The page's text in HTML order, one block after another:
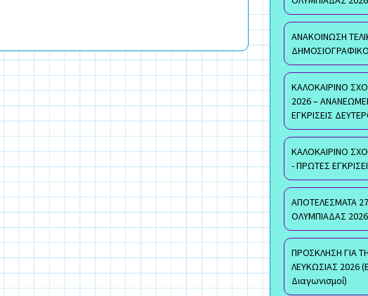
ΑΝΑΚΟΙΝΩΣΗ
ΚΑΛΟΚΑΙΡΙΝΟ
2026 –
ΕΓΚΡΙΣΕΙΣ
ΚΑΛΟΚΑΙΡΙΝΟ
- ΠΡΩΤΕΣ
ΑΠΟΤΕΛΕΣΜΑΤΑ
ΟΛΥΜΠΙΑΔΑΣ 2026
ΠΡΟΣΚΛΗΣΗ ΓΙΑ
ΛΕΥΚΩΣΙΑΣ 2026
Διαγωνισμοί)